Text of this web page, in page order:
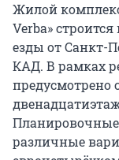
Жилой
Verba»
езды от Санкт-
КАД. В рамках
предусмотрено
различные